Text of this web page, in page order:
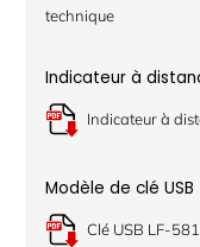
technique
Indicateur à
Indicateur à
Modèle de clé USB
Clé USB LF-